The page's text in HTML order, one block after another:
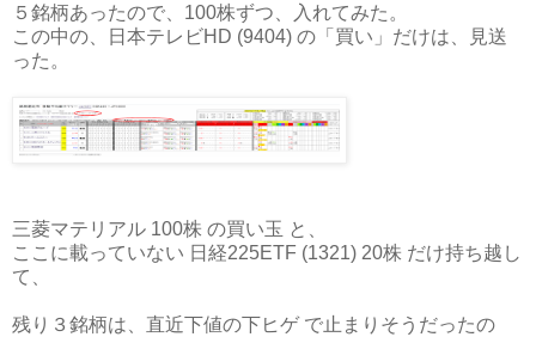
５銘柄あったので、100株ずつ、入れてみた。
この中の、日本テレビHD (9404) の「買い」だけは、見送
った。
三菱マテリアル 100株 の買い玉 と、
ここに載っていない 日経225ETF (1321) 20株 だけ持ち越し
て、
残り３銘柄は、直近下値の下ヒゲ で止まりそうだったの